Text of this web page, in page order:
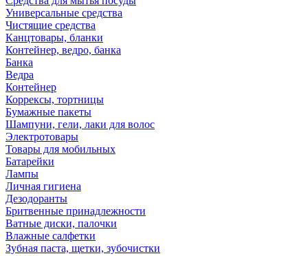
Универсальные средства
Чистящие средства
Канцтовары, бланки
Контейнер, ведро, банка
Банка
Ведра
Контейнер
Коррексы, тортницы
Бумажные пакеты
Шампуни, гели, лаки для волос
Электротовары
Товары для мобильных
Батарейки
Лампы
Личная гигиена
Дезодоранты
Бритвенные принадлежности
Ватные диски, палочки
Влажные салфетки
Зубная паста, щетки, зубочистки